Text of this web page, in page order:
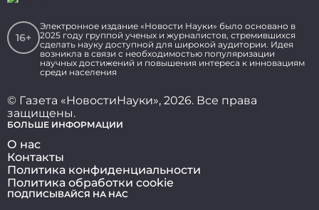
16+
Электронное издание «Новости Науки» было основано в
2025 году группой ученых и журналистов, стремившихся
сделать науку доступной для широкой аудитории. Идея
возникла в связи с необходимостью популяризации
научных достижений и повышения интереса к инновациям
среди населения
© Газета «НовостиНауки», 2026. Все права
защищены.
БОЛЬШЕ ИНФОРМАЦИИ
О нас
Контакты
Политика конфиденциальности
Политика обработки cookie
ПОДПИСЫВАЙСЯ НА НАС